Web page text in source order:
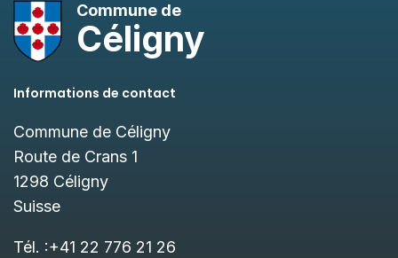
Commune de
Céligny
Informations de contact
Commune de Céligny
Route de Crans 1
1298 Céligny
Suisse
Tél. :+41 22 776 21 26